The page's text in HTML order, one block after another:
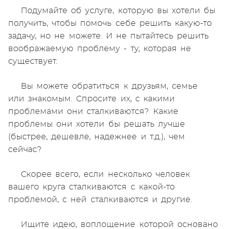
Подумайте об услуге, которую вы хотели бы
получить, чтобы помочь себе решить какую-то
задачу, но не можете. И не пытайтесь решить
воображаемую проблему - ту, которая не
существует.
Вы можете обратиться к друзьям, семье
или знакомым. Спросите их, с какими
проблемами они сталкиваются? Какие
проблемы они хотели бы решать лучше
(быстрее, дешевле, надежнее и т.д.), чем
сейчас?
Скорее всего, если несколько человек
вашего круга сталкиваются с какой-то
проблемой, с ней сталкиваются и другие.
Ищите идею, воплощение которой основано